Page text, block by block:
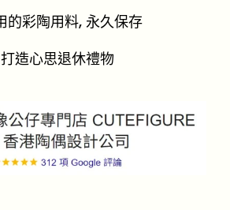
的彩陶用料, 永久保存
造心思退休禮物